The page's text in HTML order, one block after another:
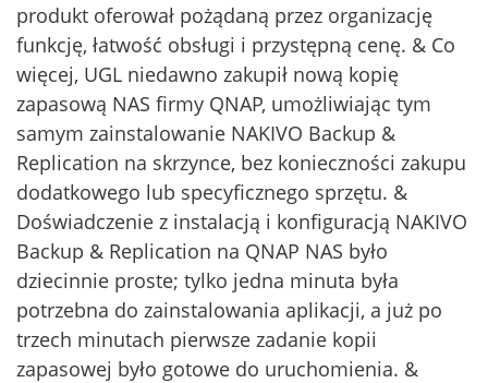
produkt oferował pożądaną przez organizację
funkcję, łatwość obsługi i przystępną cenę. & Co
więcej, UGL niedawno zakupił nową kopię
zapasową NAS firmy QNAP, umożliwiając tym
samym zainstalowanie NAKIVO Backup &
Replication na skrzynce, bez konieczności zakupu
dodatkowego lub specyficznego sprzętu. &
Doświadczenie z instalacją i konfiguracją NAKIVO
Backup & Replication na QNAP NAS było
dziecinnie proste; tylko jedna minuta była
potrzebna do zainstalowania aplikacji, a już po
trzech minutach pierwsze zadanie kopii
zapasowej było gotowe do uruchomienia. &